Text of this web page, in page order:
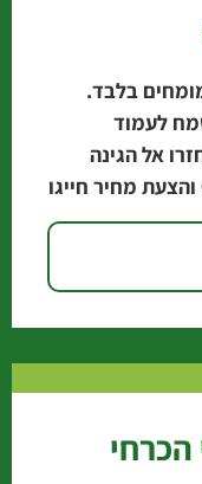
בלבד.
לעמוד
אל הגינה
מחיר חייגו